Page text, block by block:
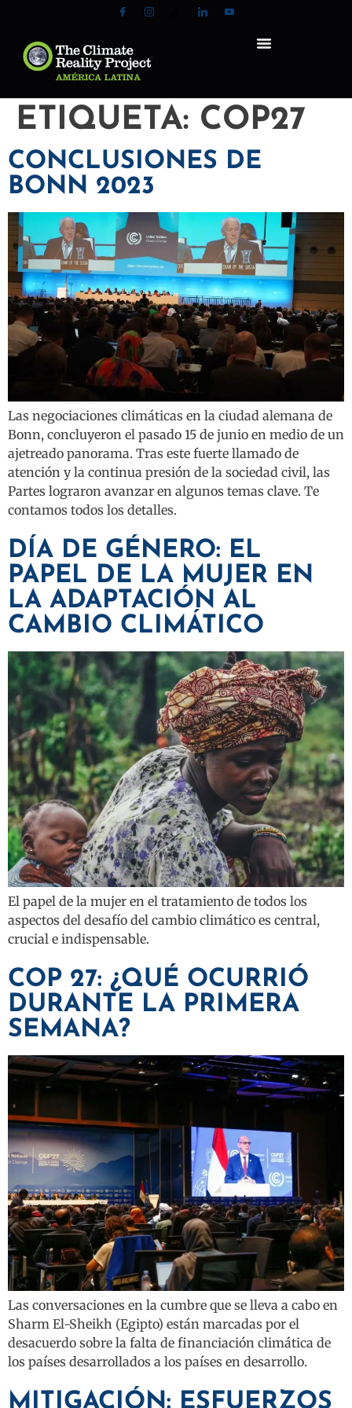
ETIQUETA: COP27
CONCLUSIONES DE
BONN 2023
Las negociaciones climáticas en la ciudad alemana de
Bonn, concluyeron el pasado 15 de junio en medio de un
ajetreado panorama. Tras este fuerte llamado de
atención y la continua presión de la sociedad civil, las
Partes lograron avanzar en algunos temas clave. Te
contamos todos los detalles.
DÍA DE GÉNERO: EL
PAPEL DE LA MUJER EN
LA ADAPTACIÓN AL
CAMBIO CLIMÁTICO
El papel de la mujer en el tratamiento de todos los
aspectos del desafío del cambio climático es central,
crucial e indispensable.
COP 27: ¿QUÉ OCURRIÓ
DURANTE LA PRIMERA
SEMANA?
Las conversaciones en la cumbre que se lleva a cabo en
Sharm El-Sheikh (Egipto) están marcadas por el
desacuerdo sobre la falta de financiación climática de
los países desarrollados a los países en desarrollo.
MITIGACIÓN: ESFUERZOS